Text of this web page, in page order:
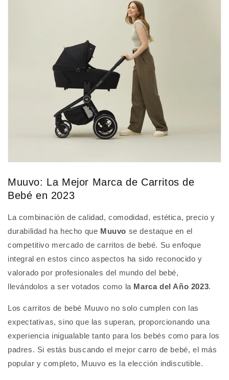
Muuvo: La Mejor Marca de Carritos de
Bebé en 2023
La combinación de calidad, comodidad, estética, precio y
durabilidad ha hecho que Muuvo se destaque en el
competitivo mercado de carritos de bebé. Su enfoque
integral en estos cinco aspectos ha sido reconocido y
valorado por profesionales del mundo del bebé,
llevándolos a ser votados como la Marca del Año 2023.
Los carritos de bebé Muuvo no solo cumplen con las
expectativas, sino que las superan, proporcionando una
experiencia inigualable tanto para los bebés como para los
padres. Si estás buscando el mejor carro de bebé, el más
popular y completo, Muuvo es la elección indiscutible.